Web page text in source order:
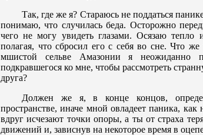
Так, где же я? Стараюсь не поддаться
понимаю, что случилась беда. Осторожно
чего не могу увидеть глазами. Осязаю
полагая, что сбросил его с себя во сне. Что
мшистой сельве Амазонии я неожиданно
подкравшегося ко мне, чтобы рассмотреть
друга?
Должен же я, в конце концов,
пространстве, иначе мной овладеет паника,
вдруг исчезают точки опоры, а ты от страха
движений и, зависнув на некоторое время в